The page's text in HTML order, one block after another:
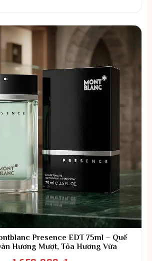
Presence EDT 75ml – Quế
Hương Mượt, Tỏa Hương Vừa